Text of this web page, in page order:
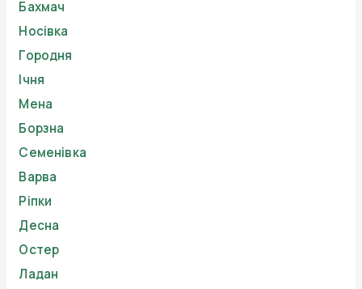
Бахмач
Носівка
Городня
Ічня
Мена
Борзна
Семенівка
Варва
Ріпки
Десна
Остер
Ладан